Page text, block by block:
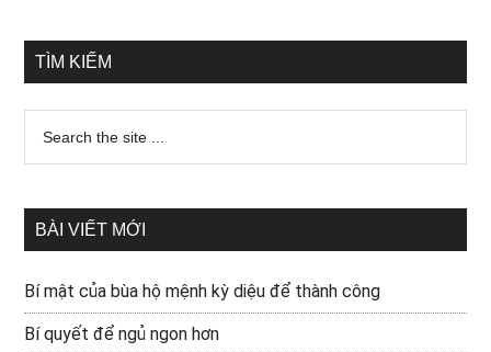
TÌM KIẾM
BÀI VIẾT MỚI
Bí mật của bùa hộ mệnh kỳ diệu để thành công
Bí quyết để ngủ ngon hơn